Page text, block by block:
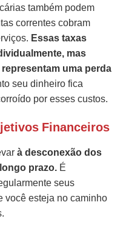
também podem
correntes cobram
Essas taxas
mas
uma perda
seu dinheiro fica
por esses custos.
Financeiros
à desconexão dos
prazo. É
seus
você esteja no caminho